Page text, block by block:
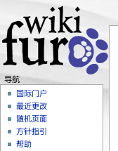
导航
国际门户
最近更改
随机页面
方针指引
帮助